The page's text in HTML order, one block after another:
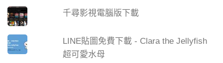
千尋影視電腦版下載
LINE貼圖免費下載 - Clara the Jellyfish
超可愛水母